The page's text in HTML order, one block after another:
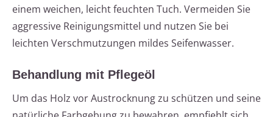
einem weichen, leicht feuchten Tuch. Vermeiden Sie
aggressive Reinigungsmittel und nutzen Sie bei
leichten Verschmutzungen mildes Seifenwasser.
Behandlung mit Pflegeöl
Um das Holz vor Austrocknung zu schützen und seine